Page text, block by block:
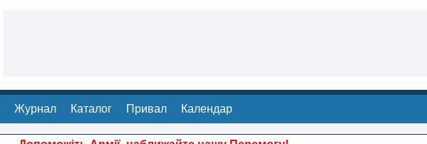
Журнал Каталог Привал Календар